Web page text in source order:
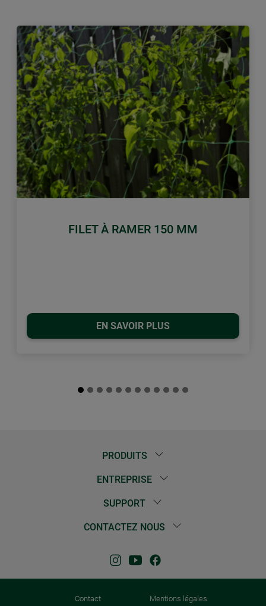
FILET À RAMER 150 MM
EN SAVOIR PLUS
retour
PRODUITS
ENTREPRISE
SUPPORT
CONTACTEZ NOUS
Contact
Mentions légales